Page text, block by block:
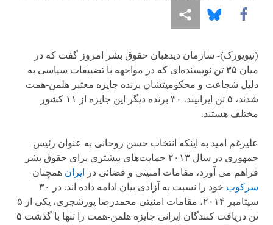
Share this via Facebook
Share this via Bluesky
More sharing options
(نیویورک)- سازمان دیده­بان حقوق بشر امروز گفت که در
میان ۳۵ تن نویسنده‌ای که در مواجهه با تضییقات سیاسی به
دلیل شجاعت و محکومیتشان برنده جایزه معتبر هلمن-همت
شدند، ۵ تن ایرانیند. ۳۰ برنده دیگر این جایزه از ۱۱ کشور
مختلف هستند.
علیرغم امید به اینکه انتخاب حسن روحانی به عنوان رئیس
جمهوری در سال ۲۰۱۳ حمایت‌های بیشتری برای حقوق بشر
فراهم می آورد، مقامات امنیتی و قضائی در ایران همچنان
سرکوب
خود را نسبت به آزادی بیان ادامه داده اند. در ۳۰
سپتامبر ۲۰۱۴، مقامات امنیتی محمدرضا پورشجری، یکی از ۵
تن دریافت کنندگان ایرانی جایزه هلمن-همت را تنها با گذشت ۵